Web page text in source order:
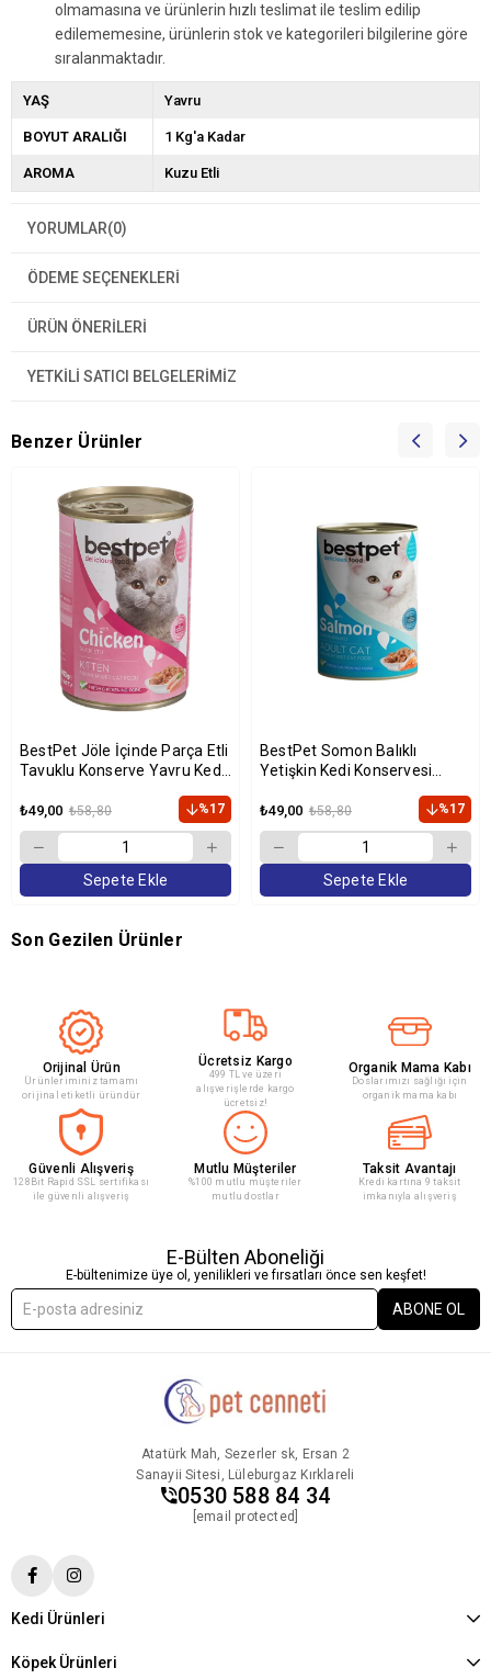
olmamasına ve ürünlerin hızlı teslimat ile teslim edilip
edilememesine, ürünlerin stok ve kategorileri bilgilerine göre
sıralanmaktadır.
YAŞ Yavru
BOYUT ARALIĞI 1 Kg'a Kadar
AROMA Kuzu Etli
YORUMLAR(0)
ÖDEME SEÇENEKLERI
ÜRÜN ÖNERILERI
YETKİLİ SATICI BELGELERİMİZ
Benzer Ürünler
BestPet Jöle İçinde Parça Etli
Tavuklu Konserve Yavru Kedi
₺49,00 ₺58,80 %17
Sepete Ekle
BestPet Somon Balıklı
Yetişkin Kedi Konservesi
₺49,00 ₺58,80 %17
Sepete Ekle
Son Gezilen Ürünler
Orijinal Ürün
Ürünleriminiz tamamı
orijinal etiketli üründür
Ücretsiz Kargo
499 TL ve üzeri
alışverişlerde kargo
ücretsiz!
Organik Mama Kabı
Doslarımızı sağlığı için
organik mama kabı
Güvenli Alışveriş
128Bit Rapid SSL sertifikası
ile güvenli alışveriş
Mutlu Müşteriler
%100 mutlu müşteriler
mutlu dostlar
Taksit Avantajı
Kredi kartına 9 taksit
imkanıyla alışveriş
E-Bülten Aboneliği
E-bültenimize üye ol, yenilikleri ve fırsatları önce sen keşfet!
ABONE OL
Atatürk Mah, Sezerler sk, Ersan 2
Sanayii Sitesi, Lüleburgaz Kırklareli
0530 588 84 34
[email protected]
Kedi Ürünleri
Köpek Ürünleri